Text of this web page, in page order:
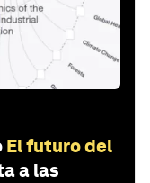
El futuro del
a las